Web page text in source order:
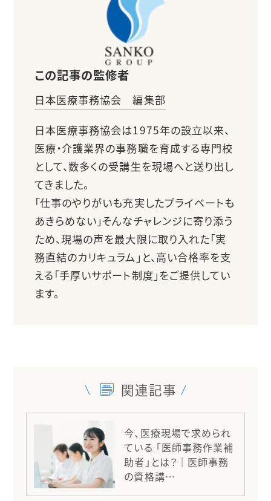
この記事の監修者
日本医療事務協会 編集部
日本医療事務協会は1975年の設立以来、
医療・介護業界の事務職を育成する専門校
として、数多くの受講生を現場へと送り出し
てきました。
「仕事のやりがいも充実したプライベートも
あきらめない」そんなチャレンジに寄り添う
ため、現場の声を最大限に取り入れた「実
務直結のカリキュラム」と、高い合格率を支
える「手厚いサポート制度」をご提供してい
ます。
関連記事
今、医療現場で求められ
ている 「医師事務作業補
助者」とは？｜医師事務
の資格講…